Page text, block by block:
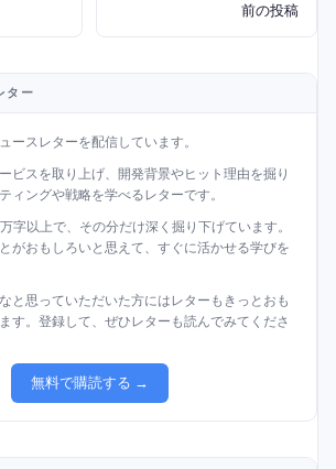
前の投稿
ター
ースレターを配信しています。
ビスを取り上げ、開発背景やヒット理由を掘り
ィングや戦略を学べるレターです。
字以上で、その分だけ深く掘り下げています。
がおもしろいと思えて、すぐに活かせる学びを
と思っていただいた方にはレターもきっとおも
す。登録して、ぜひレターも読んでみてくださ
無料で購読する →